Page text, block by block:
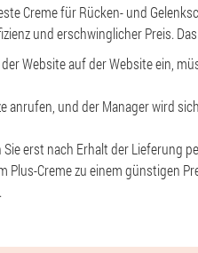
Creme für Rücken- und
und erschwinglicher Preis.
Website auf der Website ein,
anrufen, und der Manager wird
erst nach Erhalt der Lieferung
Plus-Creme zu einem günstigen